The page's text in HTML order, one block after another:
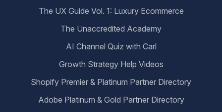
The UX Guide Vol. 1: Luxury Ecommerce
The Unaccredited Academy
AI Channel Quiz with Carl
Growth Strategy Help Videos
Shopify Premier & Platinum Partner Directory
Adobe Platinum & Gold Partner Directory